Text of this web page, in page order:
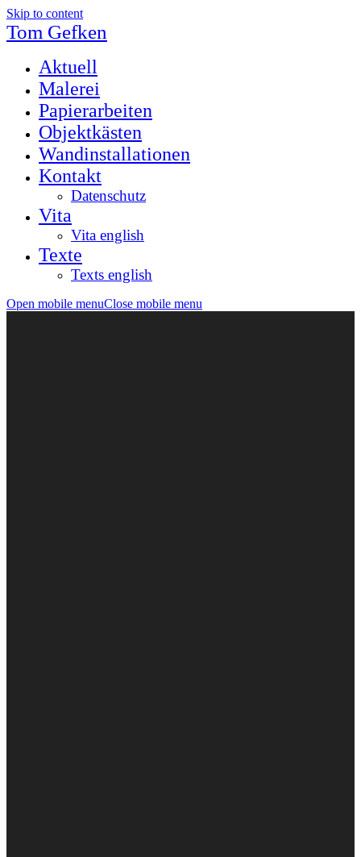
Skip to content
Tom Gefken
Aktuell
Malerei
Papierarbeiten
Objektkästen
Wandinstallationen
Kontakt
Datenschutz
Vita
Vita english
Texte
Texts english
Open mobile menuClose mobile menu